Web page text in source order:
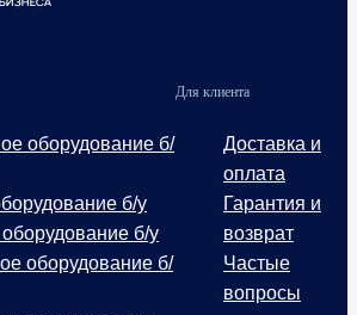
оборудование б/
б/у
б/у
оборудование б/
Для клиента
Доставка и
оплата
Гарантия и
возврат
Частые
вопросы